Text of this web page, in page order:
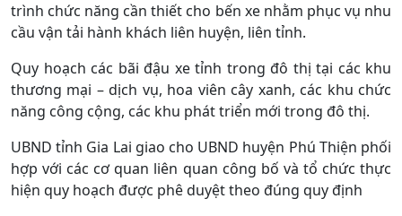
trình chức năng cần thiết cho bến xe nhằm phục vụ nhu
cầu vận tải hành khách liên huyện, liên tỉnh.
Quy hoạch các bãi đậu xe tỉnh trong đô thị tại các khu
thương mại – dịch vụ, hoa viên cây xanh, các khu chức
năng công cộng, các khu phát triển mới trong đô thị.
UBND tỉnh Gia Lai giao cho UBND huyện Phú Thiện phối
hợp với các cơ quan liên quan công bố và tổ chức thực
hiện quy hoạch được phê duyệt theo đúng quy định